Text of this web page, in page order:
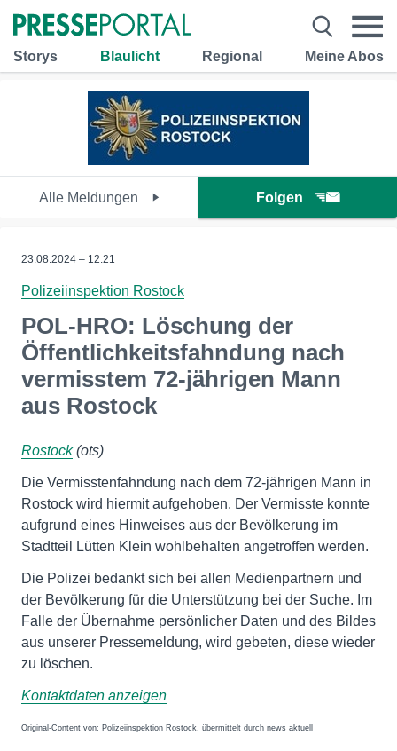
Storys Blaulicht Regional Meine Abos
Alle Meldungen Folgen
23.08.2024 – 12:21
Polizeiinspektion Rostock
POL-HRO: Löschung der
Öffentlichkeitsfahndung nach
vermisstem 72-jährigen Mann
aus Rostock
Rostock(ots)
Die Vermisstenfahndung nach dem 72-jährigen Mann in
Rostock wird hiermit aufgehoben. Der Vermisste konnte
aufgrund eines Hinweises aus der Bevölkerung im
Stadtteil Lütten Klein wohlbehalten angetroffen werden.
Die Polizei bedankt sich bei allen Medienpartnern und
der Bevölkerung für die Unterstützung bei der Suche. Im
Falle der Übernahme persönlicher Daten und des Bildes
aus unserer Pressemeldung, wird gebeten, diese wieder
zu löschen.
Kontaktdaten anzeigen
Original-Content von: Polizeiinspektion Rostock, übermittelt durch news aktuell